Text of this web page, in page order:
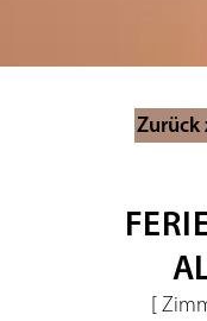
[
Zurück